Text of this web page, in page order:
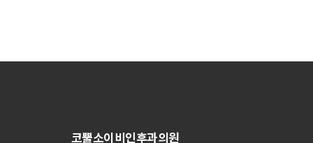
코뿔소이비인후과의원